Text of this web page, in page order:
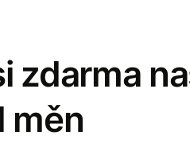
zdarma
měn